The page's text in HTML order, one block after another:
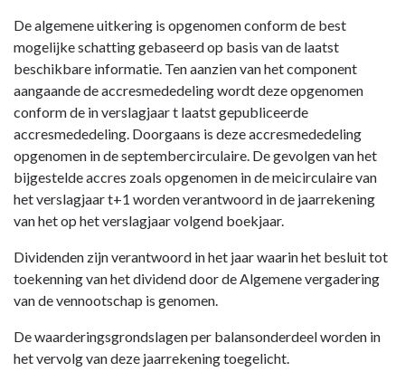
De algemene uitkering is opgenomen conform de best
mogelijke schatting gebaseerd op basis van de laatst
beschikbare informatie. Ten aanzien van het component
aangaande de accresmededeling wordt deze opgenomen
conform de in verslagjaar t laatst gepubliceerde
accresmededeling. Doorgaans is deze accresmededeling
opgenomen in de septembercirculaire. De gevolgen van het
bijgestelde accres zoals opgenomen in de meicirculaire van
het verslagjaar t+1 worden verantwoord in de jaarrekening
van het op het verslagjaar volgend boekjaar.
Dividenden zijn verantwoord in het jaar waarin het besluit tot
toekenning van het dividend door de Algemene vergadering
van de vennootschap is genomen.
De waarderingsgrondslagen per balansonderdeel worden in
het vervolg van deze jaarrekening toegelicht.